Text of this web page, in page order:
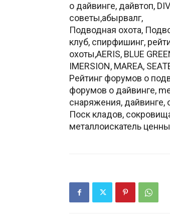
о дайвинге, дайвтоп,
советы,абырвалг,
Подводная охота,
клуб, спирфишинг,
охоты,AERIS, BLUE
IMERSION, MAREA,
Рейтинг форумов о
форумов о дайвинге,
снаряжения, дайвинге,
Поск кладов,
металлоискатель